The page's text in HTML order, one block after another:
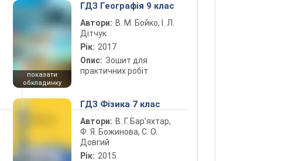
показати
обкладинку
ГДЗ Географія 9 клас
Автори: В. М. Бойко, І. Л.
Дітчук
Рік: 2017
Опис: Зошит для
практичних робіт
ГДЗ Фізика 7 клас
Автори: В. Г. Бар’яхтар,
Ф. Я. Божинова, С. О.
Довгий
Рік: 2015